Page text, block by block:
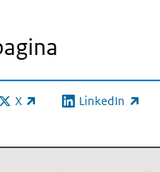
X
(externe link) LinkedIn
(externe link)